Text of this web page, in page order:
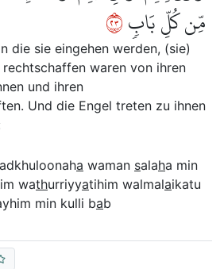
مِّن كُلِّ بَابٖ٣٢
die sie eingehen werden, (sie)
waren von ihren
und ihren
Und die Engel treten zu ihnen
a waman salaha min
wathurriyyatihim walmalaikatu
min kulli bab